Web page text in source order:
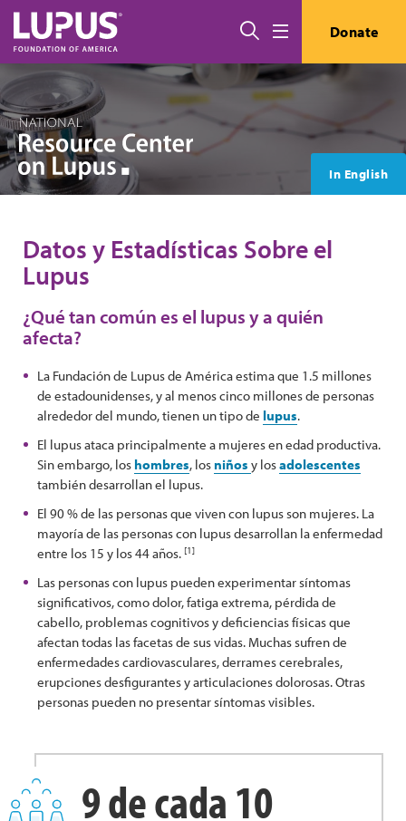
Pasar al contenido principal
Buscar Donate
In English
Datos y Estadísticas Sobre el
Lupus
¿Qué tan común es el lupus y a quién
afecta?
La Fundación de Lupus de América estima que 1.5 millones
de estadounidenses, y al menos cinco millones de personas
alrededor del mundo, tienen un tipo de lupus.
El lupus ataca principalmente a mujeres en edad productiva.
Sin embargo, los hombres, losniños y losadolescentes
también desarrollan el lupus.
El 90 % de las personas que viven con lupus son mujeres. La
mayoría de las personas con lupus desarrollan la enfermedad
entre los 15 y los 44 años. [1]
Las personas con lupus pueden experimentar síntomas
significativos, como dolor, fatiga extrema, pérdida de
cabello, problemas cognitivos y deficiencias físicas que
afectan todas las facetas de sus vidas. Muchas sufren de
enfermedades cardiovasculares, derrames cerebrales,
erupciones desfigurantes y articulaciones dolorosas. Otras
personas pueden no presentar síntomas visibles.
9 de cada 10